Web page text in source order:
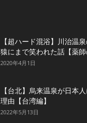
【超ハード混浴】川治温
猿にまで笑われた話【薬
2020年4月1日
【台北】烏来温泉が日本
理由【台湾編】
2022年5月13日